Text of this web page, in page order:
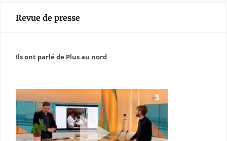
Revue de presse
Ils ont parlé de Plus au nord